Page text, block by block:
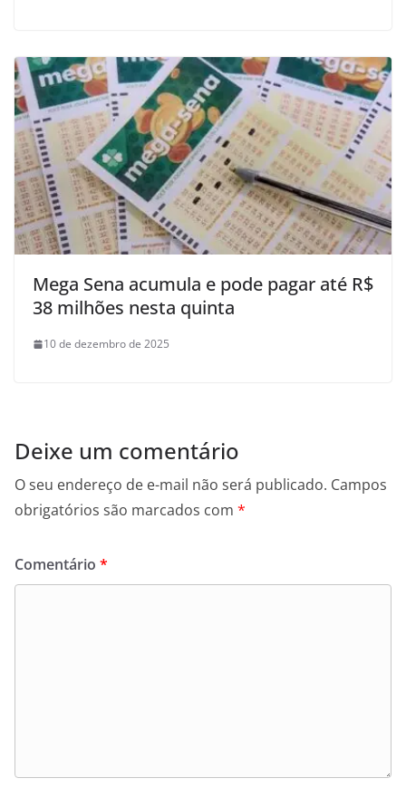
Mega Sena acumula e pode pagar até R$
38 milhões nesta quinta
10 de dezembro de 2025
Deixe um comentário
O seu endereço de e-mail não será publicado. Campos
obrigatórios são marcados com *
Comentário *